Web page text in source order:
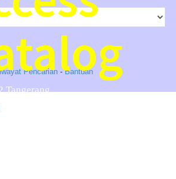
Tangerang
Pencarian -Bantuan